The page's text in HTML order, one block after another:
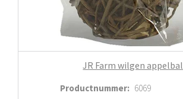
JR Farm wilgen appelbal
Productnummer: 6069